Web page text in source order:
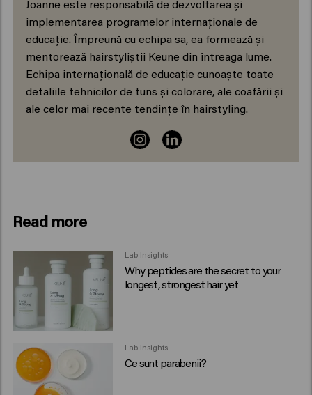
Joanne este responsabilă de dezvoltarea și
implementarea programelor internaționale de
educație. Împreună cu echipa sa, ea formează și
mentorează hairstyliștii Keune din întreaga lume.
Echipa internațională de educație cunoaște toate
detaliile tehnicilor de tuns și colorare, ale coafării și
ale celor mai recente tendințe în hairstyling.
Read more
Lab Insights
Why peptides are the secret to your
longest, strongest hair yet
Lab Insights
Ce sunt parabenii?